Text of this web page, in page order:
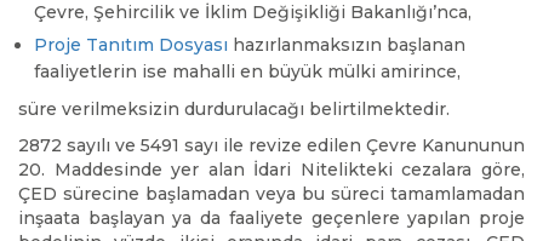
Çevre, Şehircilik ve İklim Değişikliği Bakanlığı’nca,
Proje Tanıtım Dosyası hazırlanmaksızın başlanan
faaliyetlerin ise mahalli en büyük mülki amirince,
süre verilmeksizin durdurulacağı belirtilmektedir.
2872 sayılı ve 5491 sayı ile revize edilen Çevre Kanununun
20. Maddesinde yer alan İdari Nitelikteki cezalara göre,
ÇED sürecine başlamadan veya bu süreci tamamlamadan
inşaata başlayan ya da faaliyete geçenlere yapılan proje